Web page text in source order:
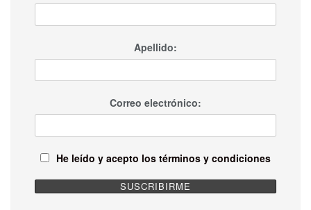
Apellido:
Correo electrónico:
He leído y acepto los términos y condiciones